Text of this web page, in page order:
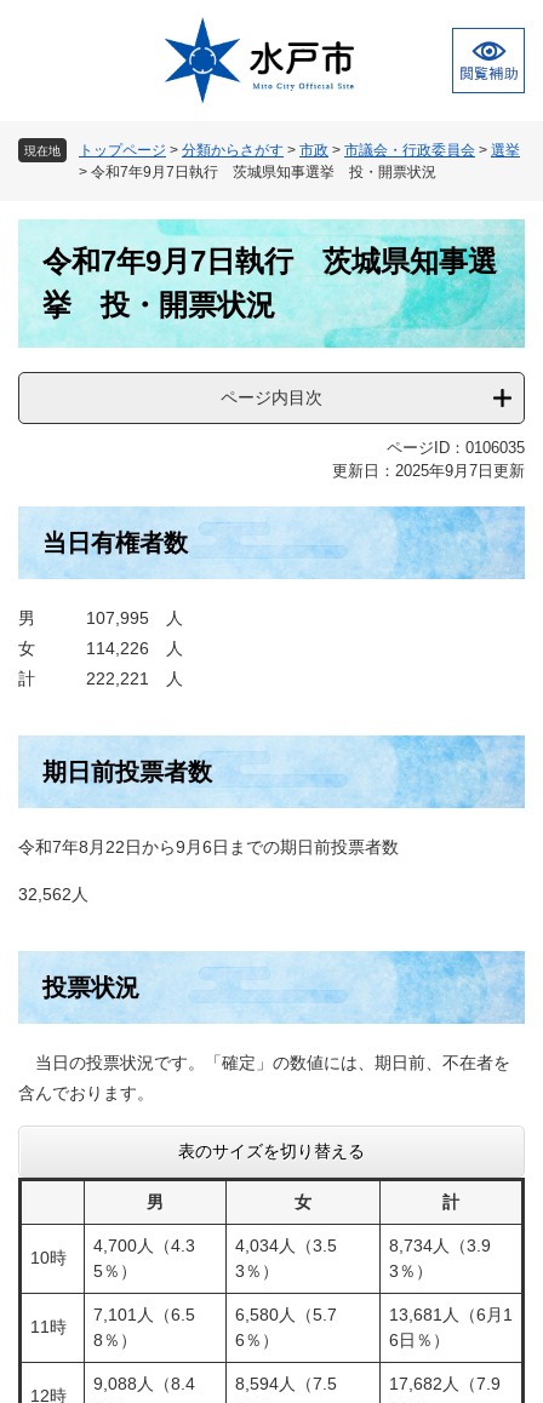
現在地 トップページ > 分類からさがす > 市政 > 市議会・行政委員会 > 選挙
> 令和7年9月7日執行 茨城県知事選挙 投・開票状況
令和7年9月7日執行 茨城県知事選
挙 投・開票状況
ページ内目次
ページID：0106035
更新日：2025年9月7日更新
当日有権者数
男 107,995 人
女 114,226 人
計 222,221 人
期日前投票者数
令和7年8月22日から9月6日までの期日前投票者数
32,562人
投票状況
当日の投票状況です。「確定」の数値には、期日前、不在者を
含んでおります。
表のサイズを切り替える
男 女 計
10時
4,700人（4.3
5％）
4,034人（3.5
3％）
8,734人（3.9
3％）
11時
7,101人（6.5
8％）
6,580人（5.7
6％）
13,681人（6月1
6日％）
12時
9,088人（8.4
8,594人（7.5
17,682人（7.9